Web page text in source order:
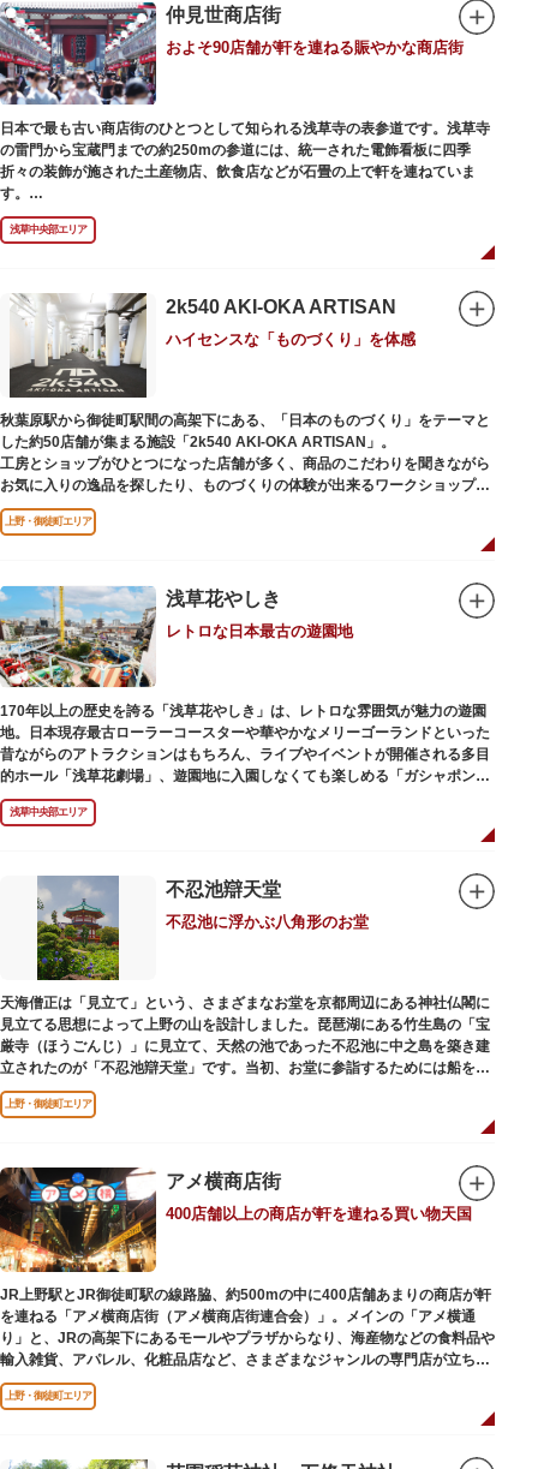
清水観音堂の舞台前に復元された「月の松」は、浮世絵師歌川広重の「名所
江戸百景」にも描かれていることで有名。丸い形の松から不忍池辯天堂を見
下ろす風流な景観は、絶好のフォトスポットとなっています。
東叡山（とうえいざん）という山号は、東の「比叡山延暦寺」を意味してお
り、比叡山や京都の有名寺院になぞらえて上野の山に数多くの堂舎が建立さ
れました。本尊は薬師瑠璃光如来（やくしるりこうにょらい）で、伝教大師
最澄が自ら彫ったと伝えられる秘仏です。徳川歴代将軍の祈祷寺と菩提寺を
兼ね、御霊廟には6名の将軍が埋葬されています。
仲見世商店街
およそ90店舗が軒を連ねる賑やかな商店街
日本で最も古い商店街のひとつとして知られる浅草寺の表参道です。浅草寺
の雷門から宝蔵門までの約250mの参道には、統一された電飾看板に四季
折々の装飾が施された土産物店、飲食店などが石畳の上で軒を連ねていま
す。
人形焼や手焼きせんべいをはじめ、団子や揚げまんじゅう、雷おこしなどの
銘菓、和傘や扇子など伝統工芸品も並び、歩いているだけで浅草らしさを感
じる場所です。江戸文化を感じる粋な商品の数々は、海外からの観光客にも
ての味を堪能できるのも魅力。下町っ子の威勢の良い売り声が飛び交うな
か、お気に入りのお土産探しをお楽しみください。
浅草中央部エリア
2k540 AKI-OKA ARTISAN
ハイセンスな「ものづくり」を体感
秋葉原駅から御徒町駅間の高架下にある、「日本のものづくり」をテーマと
した約50店舗が集まる施設「2k540 AKI-OKA ARTISAN」。
工房とショップがひとつになった店舗が多く、商品のこだわりを聞きながら
お気に入りの逸品を探したり、ものづくりの体験が出来るワークショップに
参加して自分だけのオリジナル商品を作ったり、クリエイターと直接コミュ
ニケーションをとりながらのショッピングが楽しめます。飲食店もあるので
ないぬくもりと、新しいデザインの商品に出会うことができます。
名前の由来は、東京駅から2k540m付近にあることから「2k540」、秋葉原
駅（AKIHABARA）と御徒町駅（OKACHIMACHI）の間にあるという造語
「AKI-OKA」、フランス語で「職人」を意味する「ARTISAN」を組み合わ
せたもの。
施設周辺は、江戸の文化を伝える伝統工芸職人の街だったという背景もあ
り、現在もジュエリーや皮製品を扱うお店が多く、高いセンスとクオリティ
をもった店舗が集結しています。
上野・御徒町エリア
浅草花やしき
レトロな日本最古の遊園地
170年以上の歴史を誇る「浅草花やしき」は、レトロな雰囲気が魅力の遊園
地。日本現存最古ローラーコースターや華やかなメリーゴーランドといった
昔ながらのアトラクションはもちろん、ライブやイベントが開催される多目
的ホール「浅草花劇場」、遊園地に入園しなくても楽しめる「ガシャポンの
デパート浅草花やしき店」も併設され、さまざまな娯楽を楽しめる浅草の
「遊びの場」として親しまれています。
と菊細工を主とした花園（かえん）として誕生しました。明治時代に入ると
遊戯施設が置かれ、珍鳥や猛獣、見世物の展示などでも評判に。全国有数の
動物園としても知られるようになりました。戦後は遊園地として再開し、温
かさと懐かしさを併せ持つレトロなアトラクションや雰囲気で人気のスポッ
トとなっています。幼児（0歳～4歳）は入園とのりもの料が無料で、年齢や
身長制限の無いアトラクションもあり、子どもの遊園地デビューにもぴった
りです。
浅草中央部エリア
不忍池辯天堂
不忍池に浮かぶ八角形のお堂
天海僧正は「見立て」という、さまざまなお堂を京都周辺にある神社仏閣に
見立てる思想によって上野の山を設計しました。琵琶湖にある竹生島の「宝
厳寺（ほうごんじ）」に見立て、天然の池であった不忍池に中之島を築き建
立されたのが「不忍池辯天堂」です。当初、お堂に参詣するためには船を使
用していましたが、参詣者が増えたことから橋がかけられました。不忍池の
どこからでも参拝できるように、八角形の建物になったと言われ、7月から8
ご本尊である辯才天は、音楽と芸能の守り神として広く信仰され、
「辯”財”天」とも書くことから、金運上昇といったご利益もあると言われて
います。辯才天は琵琶を持った姿で知られていますが、不忍池辯天堂の辯才
天は、8本の腕に煩悩を破壊する武器をお持ちになっている「八臂辯才天
（はっぴべんざいてん）」。9月に行われる「巳成金（みなるかね）大祭」
で目にすることができます。
不忍池辯天堂には、豊臣秀吉公が大切にしていたという伝説のある、谷中七
福神とは別の「大黒天」も祀られています。
上野・御徒町エリア
アメ横商店街
400店舗以上の商店が軒を連ねる買い物天国
JR上野駅とJR御徒町駅の線路脇、約500mの中に400店舗あまりの商店が軒
を連ねる「アメ横商店街（アメ横商店街連合会）」。メインの「アメ横通
り」と、JRの高架下にあるモールやプラザからなり、海産物などの食料品や
輸入雑貨、アパレル、化粧品店など、さまざまなジャンルの専門店が立ち並
んでいます。活気ある呼び込みが飛び交うなかで、店員さんとの会話も楽し
みながら目玉商品や特価品を探せるのが魅力のひとつ。年末の叩き売りは風
上野・御徒町エリア